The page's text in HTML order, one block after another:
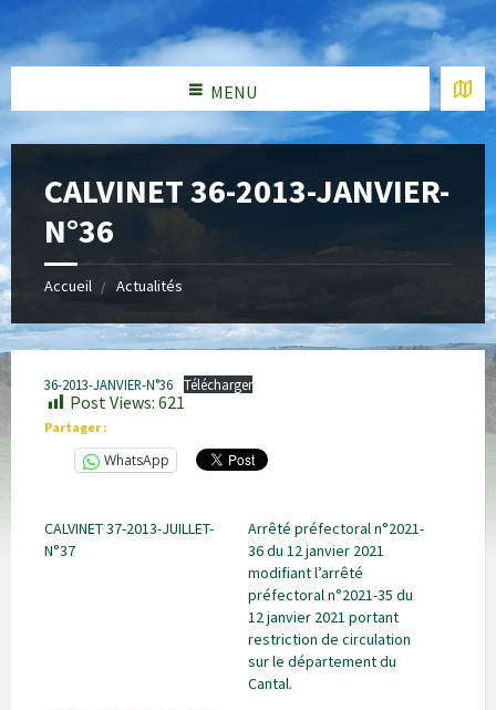
MENU
CALVINET 36-2013-JANVIER-
N°36
Accueil Actualités
36-2013-JANVIER-N°36 Télécharger
Post Views: 621
Partager :
WhatsApp
CALVINET 37-2013-JUILLET-
N°37
Arrêté préfectoral n°2021-
36 du 12 janvier 2021
modifiant l’arrêté
préfectoral n°2021-35 du
12 janvier 2021 portant
restriction de circulation
sur le département du
Cantal.